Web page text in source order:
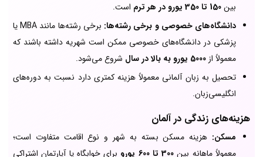
بین150 تا 350 یورو در هر ترم
است.
دانشگاه‌های خصوصی و برخی رشته‌ها:
برخی رشته‌ها مانند MBA یا
پزشکی در دانشگاه‌های خصوصی ممکن است شهریه داشته باشند که
معمولاً از 5000 یورو به بالا در سال
شروع می‌شود.
تحصیل به زبان آلمانی معمولاً هزینه کمتری دارد نسبت به دوره‌های
انگلیسی‌زبان.
هزینه‌های زندگی در آلمان
مسکن: هزینه مسکن بسته به شهر و نوع اقامت متفاوت است؛
معمولاً ماهانه بین 300 تا 600 یورو برای خوابگاه یا آپارتمان اشتراکی